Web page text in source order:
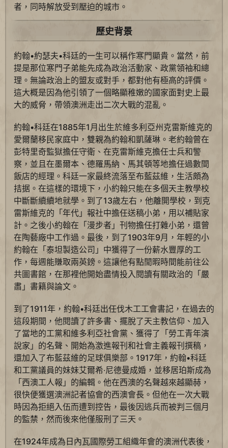
者，同時解放受到壓迫的城市。
歷史背景
約翰•約瑟夫•科廷的一生可以稱作寒門顯貴。當然，前
提是那位寒門子弟能先成為政治活動家、政黨領袖和總
理。無論政治上的盟友或對手，都對他有極高的評價。
這大概是因為他引領了一個略顯稚嫩的國家面對史上最
大的威脅，帶領澳洲走出二次大戰的混亂。
約翰•科廷在1885年1月出生於維多利亞州克雷斯維克的
愛爾蘭移民家庭中，雙親為約翰和凱薩琳。老約翰曾在
彭特里奇監獄擔任守衛、在克雷斯維克擔任士兵和警
察，並且在墨爾本、德羅馬納、馬其頓等地擔任過數間
飯店的經理。科廷一家最終流落至布藍茲維，生活頗為
拮据。在這樣的環境下，小約翰只能在多個天主教學校
中斷斷續續地就學。到了13歲左右，他離開學校，到克
雷斯維克的「年代」報社中擔任送稿小弟，用以補貼家
計。之後小約翰在「漫步者」刊物擔任打雜小弟，還曾
在陶藝廠中工作過。最後，到了1903年9月，年輕的小
約翰在「泰坦製造公司」中獲得了一份薪水豐厚的工
作，每週能賺取兩英鎊。這讓他有點閒暇時間能前往公
共圖書館，在那裡他開始盡情投入閱讀有關政治的「嚴
肅」書籍與論文。
到了1911年，約翰•科廷出任伐木工工會書記，在過去的
這段期間，他閱讀了許多書、擺脫了天主教信仰、加入
了當地的工黨和維多利亞社會黨、獲得了「勞工青年演
說家」的名聲、開始為激進報刊和社會主義報刊撰稿，
還加入了布藍茲維的足球俱樂部。1917年，約翰•科廷
和工黨議員的妹妹艾爾希‧尼德曼成婚，並移居珀斯成為
「西澳工人報」的編輯。他在西澳的名聲越來越顯赫，
很快便獲選澳洲記者協會的西澳會長。但他在一次大戰
時因為拒絕入伍而遭到控告，最後因逃兵而被判三個月
的監禁，然而後來他僅服刑了三天。
在1924年成為日內瓦國際勞工組織年會的澳洲代表後，